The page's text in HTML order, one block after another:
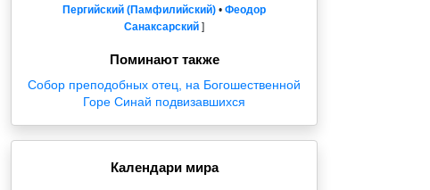
Пергийский (Памфилийский) • Феодор
Санаксарский ]
Поминают также
Собор преподобных отец, на Богошественной
Горе Синай подвизавшихся
Календари мира